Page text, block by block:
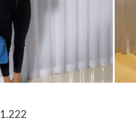
1.222